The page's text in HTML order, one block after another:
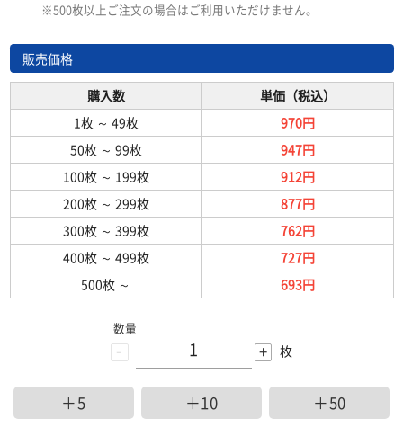
※500枚以上ご注文の場合はご利用いただけません。
販売価格
購入数
単価（税込）
1枚 ～ 49枚
970円
50枚 ～ 99枚
947円
100枚 ～ 199枚
912円
200枚 ～ 299枚
877円
300枚 ～ 399枚
762円
400枚 ～ 499枚
727円
500枚 ～ 693円
-
数量
+ 枚
＋5 ＋10 ＋50